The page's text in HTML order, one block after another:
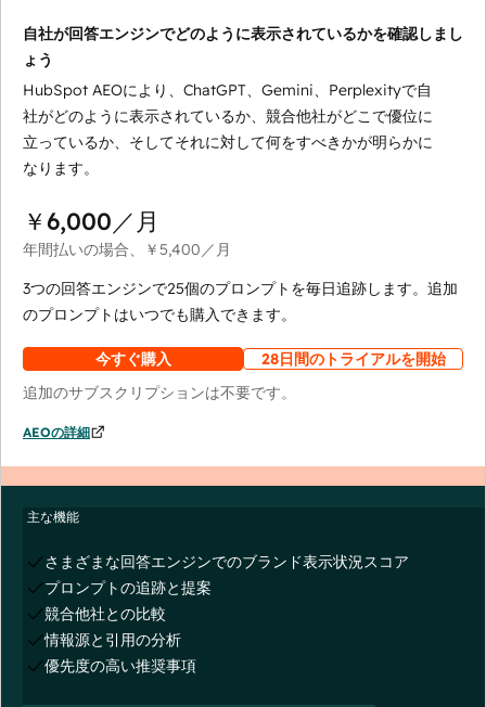
自社が回答エンジンでどのように表示されているかを確認しまし
ょう
HubSpot AEOにより、ChatGPT、Gemini、Perplexityで自
社がどのように表示されているか、競合他社がどこで優位に
立っているか、そしてそれに対して何をすべきかが明らかに
なります。
￥6,000／月
年間払いの場合、 ￥5,400／月
3つの回答エンジンで25個のプロンプトを毎日追跡します。追加
のプロンプトはいつでも購入できます。
今すぐ購入
28日間のトライアルを開始
追加のサブスクリプションは不要です。
AEOの詳細
主な機能
さまざまな回答エンジンでのブランド表示状況スコア
プロンプトの追跡と提案
競合他社との比較
情報源と引用の分析
優先度の高い推奨事項